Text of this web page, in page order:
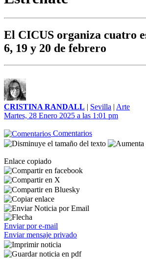
El CICUS organiza cuatro
6, 19 y 20 de febrero
CRISTINA RANDALL | Sevilla | Arte
Martes, 28 Enero 2025 a las 1:01 pm
Comentarios
Enlace copiado
Enviar por e-mail
Enviar mensaje privado